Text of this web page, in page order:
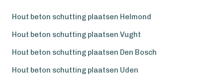
Hout beton schutting plaatsen Helmond
Hout beton schutting plaatsen Vught
Hout beton schutting plaatsen Den Bosch
Hout beton schutting plaatsen Uden